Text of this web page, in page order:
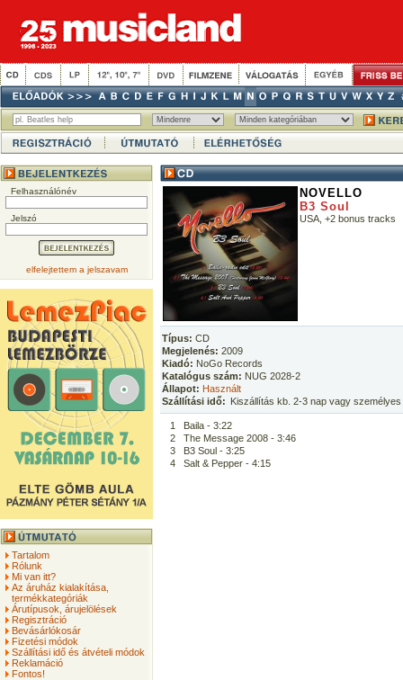
Felhasználónév
Jelszó
elfelejtettem a jelszavam
Tartalom
Rólunk
Mi van itt?
Az áruház kialakítása,
termékkategóriák
Árutípusok, árujelölések
Regisztráció
Bevásárlókosár
Fizetési módok
Szállítási idő és átvételi módok
Reklamáció
Fontos!
NOVELLO
B3 Soul
USA, +2 bonus tracks
Típus: CD
Megjelenés: 2009
Kiadó: NoGo Records
Katalógus szám: NUG 2028-2
Állapot: Használt
Szállítási idő: Kiszállítás kb. 2-3 nap vagy
1
Baila - 3:22
2
The Message 2008 - 3:46
3
B3 Soul - 3:25
4
Salt & Pepper - 4:15